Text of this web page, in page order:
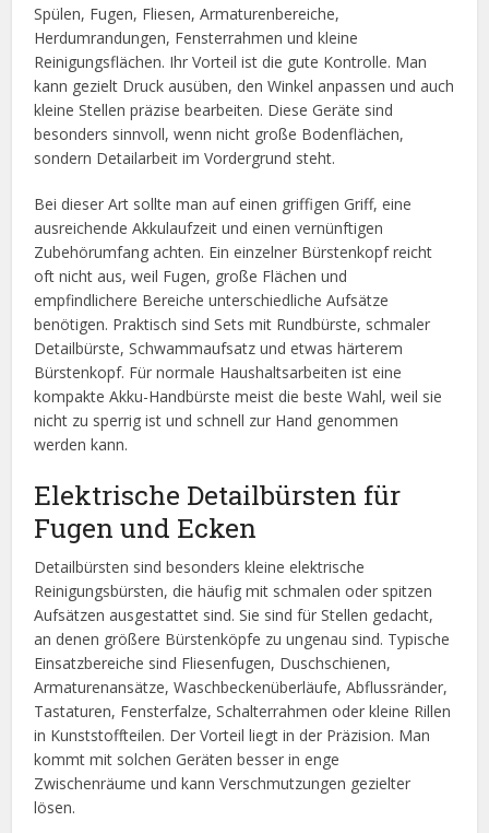
Spülen, Fugen, Fliesen, Armaturenbereiche,
Herdumrandungen, Fensterrahmen und kleine
Reinigungsflächen. Ihr Vorteil ist die gute Kontrolle. Man
kann gezielt Druck ausüben, den Winkel anpassen und auch
kleine Stellen präzise bearbeiten. Diese Geräte sind
besonders sinnvoll, wenn nicht große Bodenflächen,
sondern Detailarbeit im Vordergrund steht.
Bei dieser Art sollte man auf einen griffigen Griff, eine
ausreichende Akkulaufzeit und einen vernünftigen
Zubehörumfang achten. Ein einzelner Bürstenkopf reicht
oft nicht aus, weil Fugen, große Flächen und
empfindlichere Bereiche unterschiedliche Aufsätze
benötigen. Praktisch sind Sets mit Rundbürste, schmaler
Detailbürste, Schwammaufsatz und etwas härterem
Bürstenkopf. Für normale Haushaltsarbeiten ist eine
kompakte Akku-Handbürste meist die beste Wahl, weil sie
nicht zu sperrig ist und schnell zur Hand genommen
werden kann.
Elektrische Detailbürsten für
Fugen und Ecken
Detailbürsten sind besonders kleine elektrische
Reinigungsbürsten, die häufig mit schmalen oder spitzen
Aufsätzen ausgestattet sind. Sie sind für Stellen gedacht,
an denen größere Bürstenköpfe zu ungenau sind. Typische
Einsatzbereiche sind Fliesenfugen, Duschschienen,
Armaturenansätze, Waschbeckenüberläufe, Abflussränder,
Tastaturen, Fensterfalze, Schalterrahmen oder kleine Rillen
in Kunststoffteilen. Der Vorteil liegt in der Präzision. Man
kommt mit solchen Geräten besser in enge
Zwischenräume und kann Verschmutzungen gezielter
lösen.